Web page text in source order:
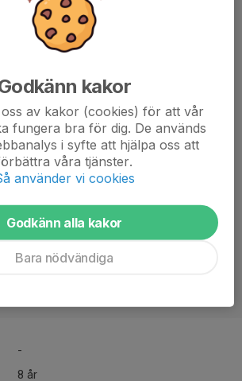
-
8 år
kakor
av kakor (cookies) för att vår
fungera bra för dig. De används
i syfte att hjälpa oss att
våra tjänster.
använder vi cookies
Godkänn alla kakor
Bara nödvändiga